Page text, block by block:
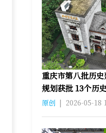
重庆市第八批历
规划获批 13个历
原创 | 2026-05-18